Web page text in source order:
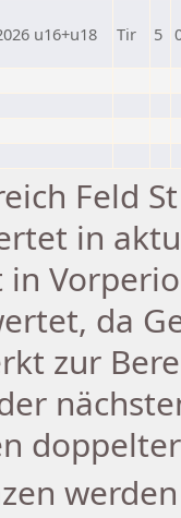
u16+u18
Tir 5
Feld
in
da
zur